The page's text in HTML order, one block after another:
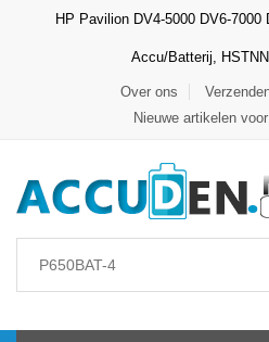
HP Pavilion DV4-5000 DV6-7000
Accu/Batterij,
Over ons
Nieuwe artikelen